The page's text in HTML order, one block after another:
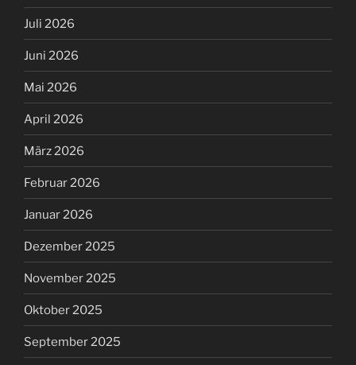
Juli 2026
Juni 2026
Mai 2026
April 2026
März 2026
Februar 2026
Januar 2026
Dezember 2025
November 2025
Oktober 2025
September 2025